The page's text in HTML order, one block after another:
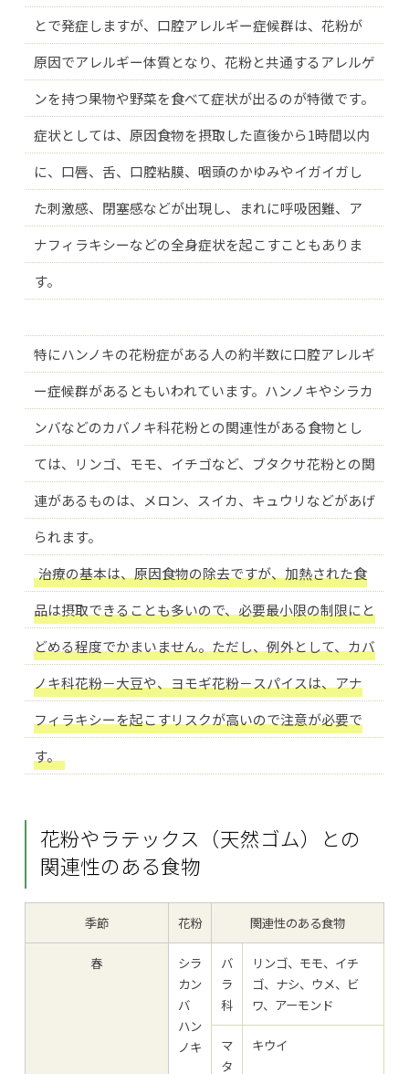
とで発症しますが、口腔アレルギー症候群は、花粉が
原因でアレルギー体質となり、花粉と共通するアレルゲ
ンを持つ果物や野菜を食べて症状が出るのが特徴です。
症状としては、原因食物を摂取した直後から1時間以内
に、口唇、舌、口腔粘膜、咽頭のかゆみやイガイガし
た刺激感、閉塞感などが出現し、まれに呼吸困難、ア
ナフィラキシーなどの全身症状を起こすこともありま
す。
特にハンノキの花粉症がある人の約半数に口腔アレルギ
ー症候群があるともいわれています。ハンノキやシラカ
ンバなどのカバノキ科花粉との関連性がある食物とし
ては、リンゴ、モモ、イチゴなど、ブタクサ花粉との関
連があるものは、メロン、スイカ、キュウリなどがあげ
られます。
治療の基本は、原因食物の除去ですが、加熱された食
品は摂取できることも多いので、必要最小限の制限にと
どめる程度でかまいません。ただし、例外として、カバ
ノキ科花粉－大豆や、ヨモギ花粉－スパイスは、アナ
フィラキシーを起こすリスクが高いので注意が必要で
す。
花粉やラテックス（天然ゴム）との
関連性のある食物
季節 花粉 関連性のある食物
春
シラ
カン
バ
ハン
ノキ
バ
ラ
科
リンゴ、モモ、イチ
ゴ、ナシ、ウメ、ビ
ワ、アーモンド
マ
タ
キウイ